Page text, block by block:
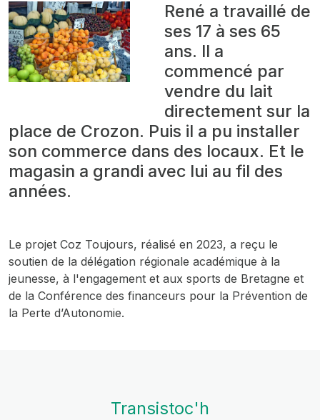
René a travaillé de
ses 17 à ses 65
ans. Il a
commencé par
vendre du lait
directement sur la
place de Crozon. Puis il a pu installer
son commerce dans des locaux. Et le
magasin a grandi avec lui au fil des
années.
Le projet Coz Toujours, réalisé en 2023, a reçu le
soutien de la délégation régionale académique à la
jeunesse, à l'engagement et aux sports de Bretagne et
de la Conférence des financeurs pour la Prévention de
la Perte d’Autonomie.
Transistoc'h